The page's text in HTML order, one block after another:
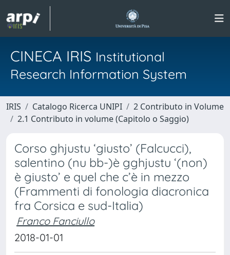
CINECA IRIS Institutional
Research Information System
IRIS Catalogo Ricerca UNIPI
2 Contributo in Volume
2.1 Contributo in volume (Capitolo o Saggio)
Corso ghjustu ‘giusto’ (Falcucci),
salentino (nu bb-)è gghjustu ‘(non)
è giusto’ e quel che c’è in mezzo
(Frammenti di fonologia diacronica
fra Corsica e sud-Italia)
Franco Fanciullo
2018-01-01